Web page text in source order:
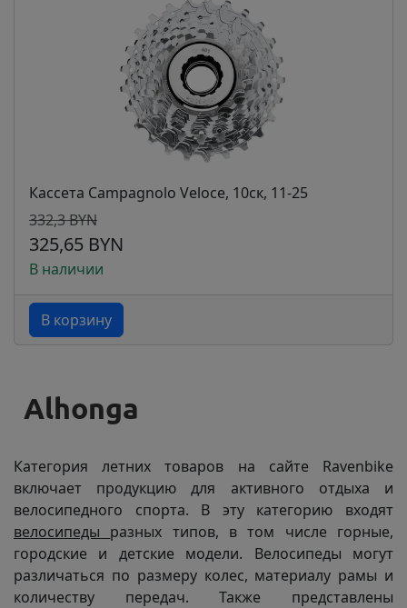
Кассета Campagnolo Veloce, 10ск, 11-25
332,3 BYN
325,65 BYN
В наличии
В корзину
Категория летних товаров на сайте Ravenbike
включает продукцию для активного отдыха и
велосипедного спорта. В эту категорию входят
велосипеды разных типов, в том числе горные,
городские и детские модели. Велосипеды могут
различаться по размеру колес, материалу рамы и
количеству передач. Также представлены